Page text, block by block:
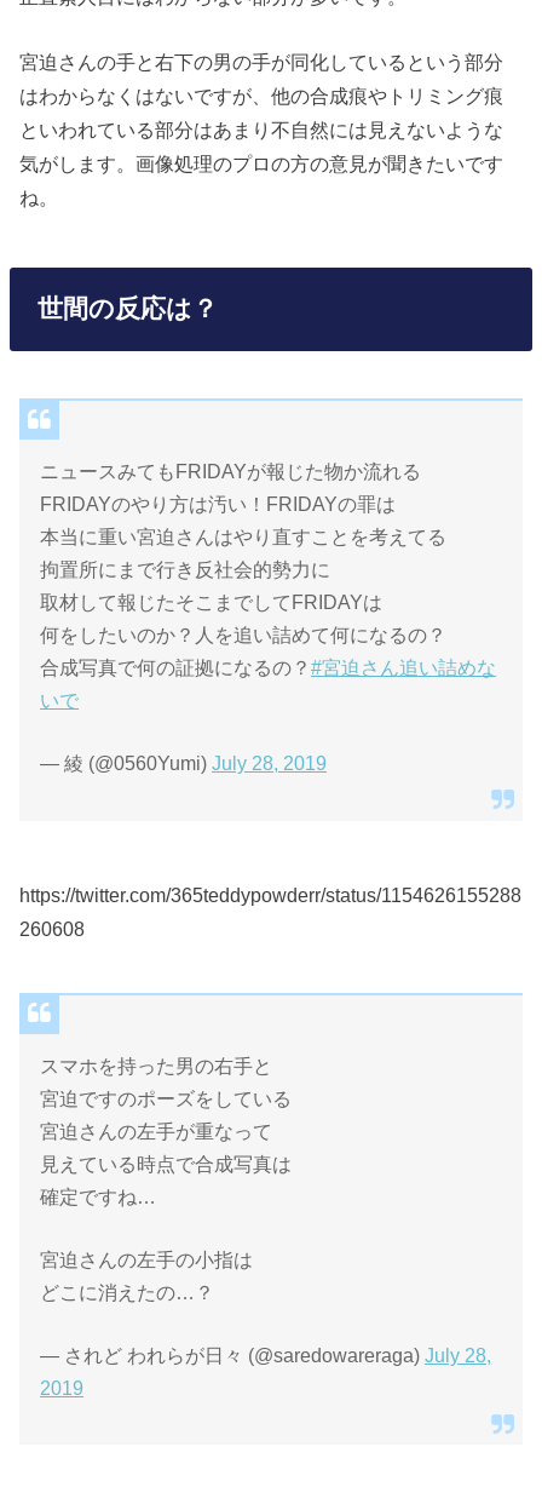
宮迫さんの手と右下の男の手が同化しているという部分
はわからなくはないですが、他の合成痕やトリミング痕
といわれている部分はあまり不自然には見えないような
気がします。画像処理のプロの方の意見が聞きたいです
ね。
世間の反応は？
ニュースみてもFRIDAYが報じた物か流れる
FRIDAYのやり方は汚い！FRIDAYの罪は
本当に重い宮迫さんはやり直すことを考えてる
拘置所にまで行き反社会的勢力に
取材して報じたそこまでしてFRIDAYは
何をしたいのか？人を追い詰めて何になるの？
合成写真で何の証拠になるの？#宮迫さん追い詰めな
いで
— 綾 (@0560Yumi)July 28, 2019
https://twitter.com/365teddypowderr/status/1154626155288
260608
スマホを持った男の右手と
宮迫ですのポーズをしている
宮迫さんの左手が重なって
見えている時点で合成写真は
確定ですね…
宮迫さんの左手の小指は
どこに消えたの…？
— されど われらが日々 (@saredowareraga)July 28,
2019